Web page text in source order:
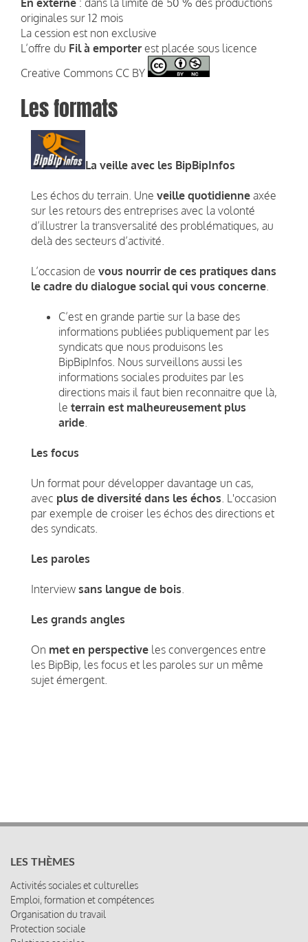
originales sur 12 mois
La cession est non exclusive
L’offre du Fil à emporter est placée sous licence
Creative Commons CC BY
Les formats
La veille avec les BipBipInfos
Les échos du terrain. Une veille quotidienne axée
sur les retours des entreprises avec la volonté
d’illustrer la transversalité des problématiques, au
delà des secteurs d’activité.
L’occasion de vous nourrir de ces pratiques dans
le cadre du dialogue social qui vous concerne.
C’est en grande partie sur la base des
informations publiées publiquement par les
syndicats que nous produisons les
BipBipInfos. Nous surveillons aussi les
informations sociales produites par les
directions mais il faut bien reconnaitre que là,
le terrain est malheureusement plus
aride.
Les focus
Un format pour développer davantage un cas,
avec plus de diversité dans les échos. L'occasion
par exemple de croiser les échos des directions et
des syndicats.
Les paroles
Interview sans langue de bois.
Les grands angles
On met en perspective les convergences entre
les BipBip, les focus et les paroles sur un même
sujet émergent.
LES THÈMES
Activités sociales et culturelles
Emploi, formation et compétences
Organisation du travail
Protection sociale